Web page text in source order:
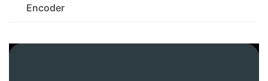
Encoder